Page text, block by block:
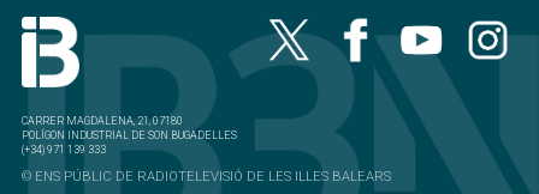
CARRER MAGDALENA, 21, 07180
POLÍGON INDUSTRIAL DE SON BUGADELLES
(+34) 971 139 333
© ENS PÚBLIC DE RADIOTELEVISIÓ DE LES ILLES BALEARS